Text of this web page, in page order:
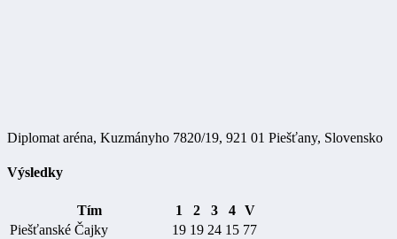
Diplomat aréna, Kuzmányho 7820/19, 921 01 Piešťany, Slovensko
Výsledky
Tím 1 2 3 4 V
Piešťanské Čajky
19 19 24 15 77